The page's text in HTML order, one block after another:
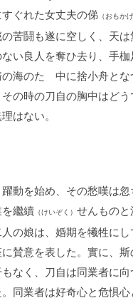
ぐれた女丈夫の俤 （おもか
苦鬪も遂に空しく、天
い良人を奪ひ去り、手
海のたゞ中に捨小舟と
の時の刀自の胸中はど
はない。
動を始め、その愁嘆は
繼續 （けいぞく） せんものと
の娘は、婚期を犧牲にし
賛意を表した。實に、斯
なく、刀自は同業者に向
同業者は好奇心と危惧